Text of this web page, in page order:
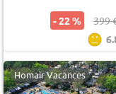
- 22 % 399
Homair Vacances